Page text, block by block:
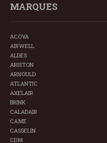
MARQUES
ACOVA
AIRWELL
ALDES
ARISTON
ARNOULD
ATLANTIC
AXELAIR
BRINK
CALADAIR
CAME
CASSELIN
CDM